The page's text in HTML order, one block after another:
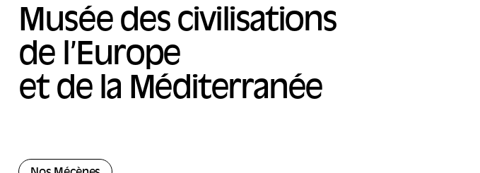
Musée des civilisations
de l’Europe
et de la Méditerranée